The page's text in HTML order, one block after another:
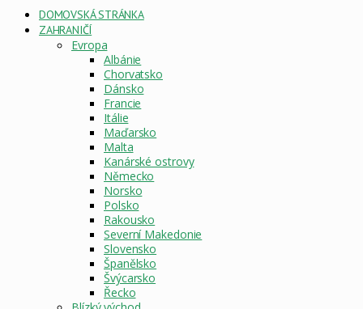
DOMOVSKÁ STRÁNKA
ZAHRANIČÍ
Evropa
Albánie
Chorvatsko
Dánsko
Francie
Itálie
Maďarsko
Malta
Kanárské ostrovy
Německo
Norsko
Polsko
Rakousko
Severní Makedonie
Slovensko
Španělsko
Švýcarsko
Řecko